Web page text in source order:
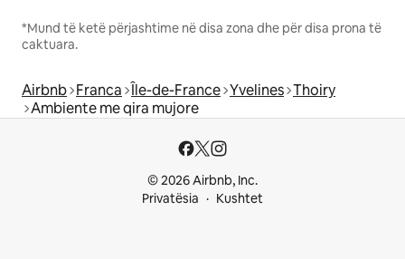
*Mund të ketë përjashtime në disa zona dhe për disa prona të
caktuara.
Airbnb Franca Île-de-France Yvelines Thoiry
Ambiente me qira mujore
© 2026 Airbnb, Inc.
Privatësia
Kushtet